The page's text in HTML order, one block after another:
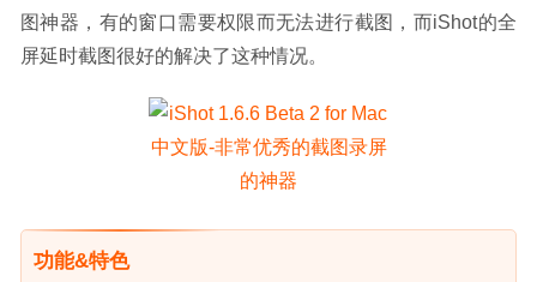
图神器，有的窗口需要权限而无法进行截图，而iShot的全
屏延时截图很好的解决了这种情况。
功能&特色